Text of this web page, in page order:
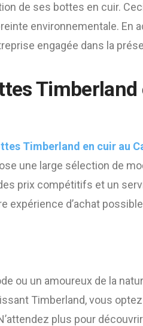
de ses bottes en cuir.
environnementale. En
engagée dans la
Timberland
Timberland en cuir au
une large sélection de
prix compétitifs et un
expérience d’achat
ou un amoureux de la
Timberland, vous
plus pour